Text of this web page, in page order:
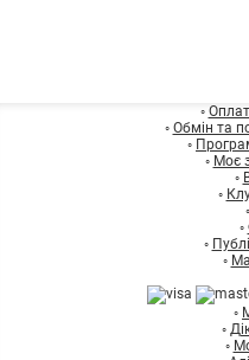
◦
◦ Обмін та
◦
◦ Моє
◦
◦
◦
◦
◦
◦
◦
◦
◦